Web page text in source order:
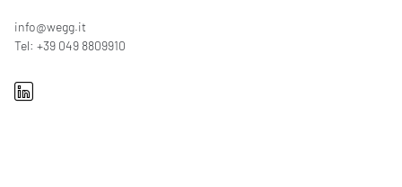
info@wegg.it
Tel: +39 049 8809910